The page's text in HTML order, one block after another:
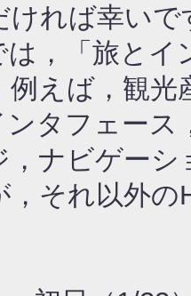
ければ幸いで
は，「旅と
例えば，観
タフェー
，ナビゲー
，それ以外